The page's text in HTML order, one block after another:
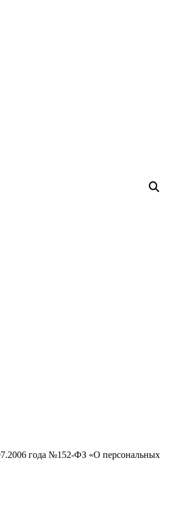
года №152-ФЗ «О персональных